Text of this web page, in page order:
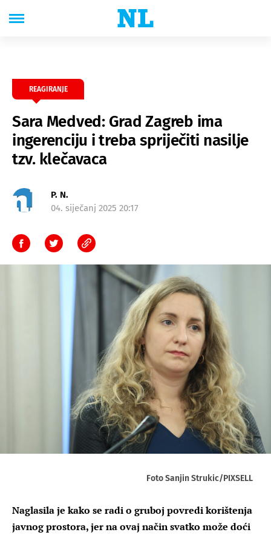
REAGIRANJE
Sara Medved: Grad Zagreb ima
ingerenciju i treba spriječiti nasilje
tzv. klečavaca
P. N.
04. siječanj 2025 20:17
Foto Sanjin Strukic/PIXSELL
Naglasila je kako se radi o gruboj povredi korištenja
javnog prostora, jer na ovaj način svatko može doći